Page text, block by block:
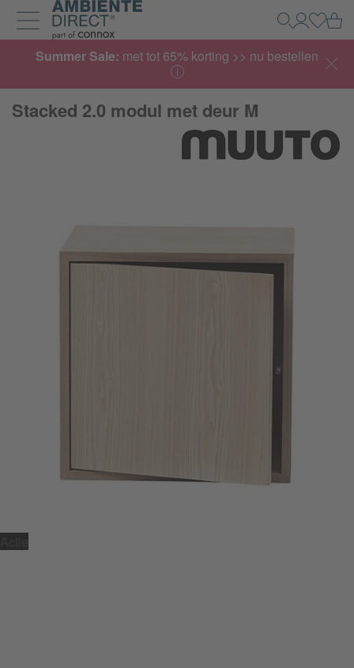
Home
Navigatie uit- en inklappen
Zoeken
Mijn
Summer Sale: met tot 65% korting >> nu bestellen
Stacked 2.0 modul met deur M